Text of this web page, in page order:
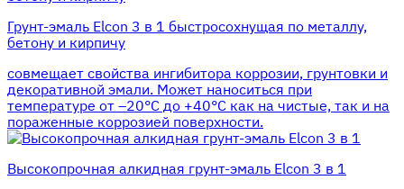
Грунт-эмаль Elcon 3 в 1 быстросохнущая по металлу,
бетону и кирпичу
совмещает свойства ингибитора коррозии, грунтовки и
декоративной эмали. Может наноситься при
температуре от –20°С до +40°С как на чистые, так и на
пораженные коррозией поверхности.
Высокопрочная алкидная грунт-эмаль Elcon 3 в 1